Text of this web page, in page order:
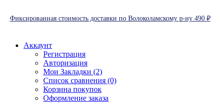
Фиксированная стоимость доставки по Волоколамскому р-ну 490 ₽
Аккаунт
Регистрация
Авторизация
Мои Закладки (2)
Список сравнения (0)
Корзина покупок
Оформление заказа